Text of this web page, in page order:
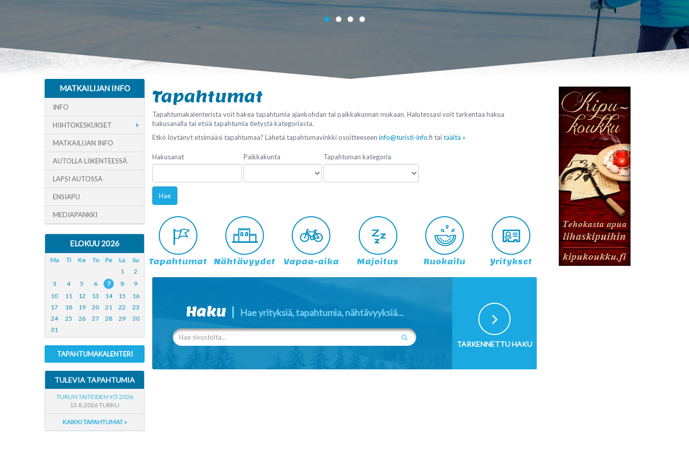
Tapahtumat
Tapahtumakalenterista voit hakea tapahtumia ajankohdan tai paikkakunnan mukaan. Halutessasi voit tarkentaa hakua
hakusanalla tai etsiä tapahtumia tietystä kategoriasta.
Etkö löytänyt etsimääsi tapahtumaa? Lähetä tapahtumavinkki osoitteeseen info@turisti-info.fi taitäältä »
Hakusanat Paikkakunta Tapahtuman kategoria
Hae
Tapahtumat Nähtävyydet Vapaa-aika Majoitus Ruokailu Yritykset
Haku | Hae yrityksiä, tapahtumia, nähtävyyksiä...
TARKENNETTU HAKU
MATKAILIJAN INFO
INFO
HIIHTOKESKUKSET
MATKAILIJAN INFO
AUTOLLA LIIKENTEESSÄ
LAPSI AUTOSSA
ENSIAPU
MEDIAPANKKI
ELOKUU 2026
Ma Ti Ke To Pe La
Su
1
2
3
4 5 6 7 8
9
10
11 12 13 14 15
16
17
18 19 20 21 22
23
24
25 26 27 28 29
30
31
TAPAHTUMAKALENTERI
TULEVIA TAPAHTUMIA
TURUN TAITEIDEN YÖ 2026
13.8.2026 TURKU
KAIKKI TAPAHTUMAT »